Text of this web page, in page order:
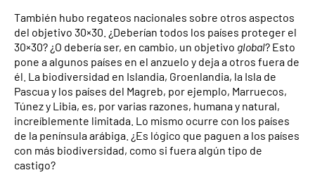
También hubo regateos nacionales sobre otros aspectos
del objetivo 30×30. ¿Deberían todos los países proteger el
30×30? ¿O debería ser, en cambio, un objetivo global? Esto
pone a algunos países en el anzuelo y deja a otros fuera de
él. La biodiversidad en Islandia, Groenlandia, la Isla de
Pascua y los países del Magreb, por ejemplo, Marruecos,
Túnez y Libia, es, por varias razones, humana y natural,
increíblemente limitada. Lo mismo ocurre con los países
de la península arábiga. ¿Es lógico que paguen a los países
con más biodiversidad, como si fuera algún tipo de
castigo?